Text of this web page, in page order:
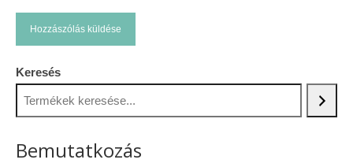
Keresés
Bemutatkozás